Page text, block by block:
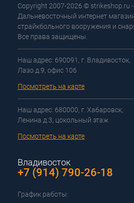
Copyright 2007-2026 © strikeshop.ru
Дальневосточный интернет
страйкбольного вооружения и
Все права защищены.
Наш адрес: 690091, г. Владивосток,
Лазо д.9, офис 106
Посмотреть на карте
Наш адрес: 680000, г. Хабаровск,
Ленина д.3, цокольный этаж
Посмотреть на карте
Владивосток
+7 (914) 790-26-18
График работы: